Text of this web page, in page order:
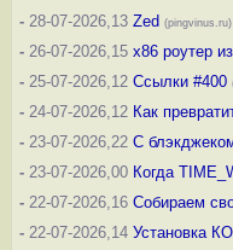
- 28-07-2026,13 Zed (pingvinus.ru)
- 26-07-2026,15 x86 роутер
- 25-07-2026,12 Ссылки #400
- 24-07-2026,12 Как
- 23-07-2026,22 С
- 23-07-2026,00 Когда
- 22-07-2026,16 Собираем
- 22-07-2026,14 Установка